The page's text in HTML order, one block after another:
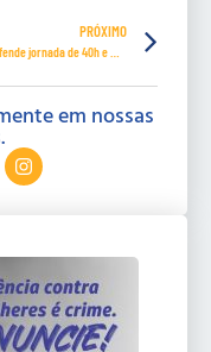
PRÓXIMO
em nossas